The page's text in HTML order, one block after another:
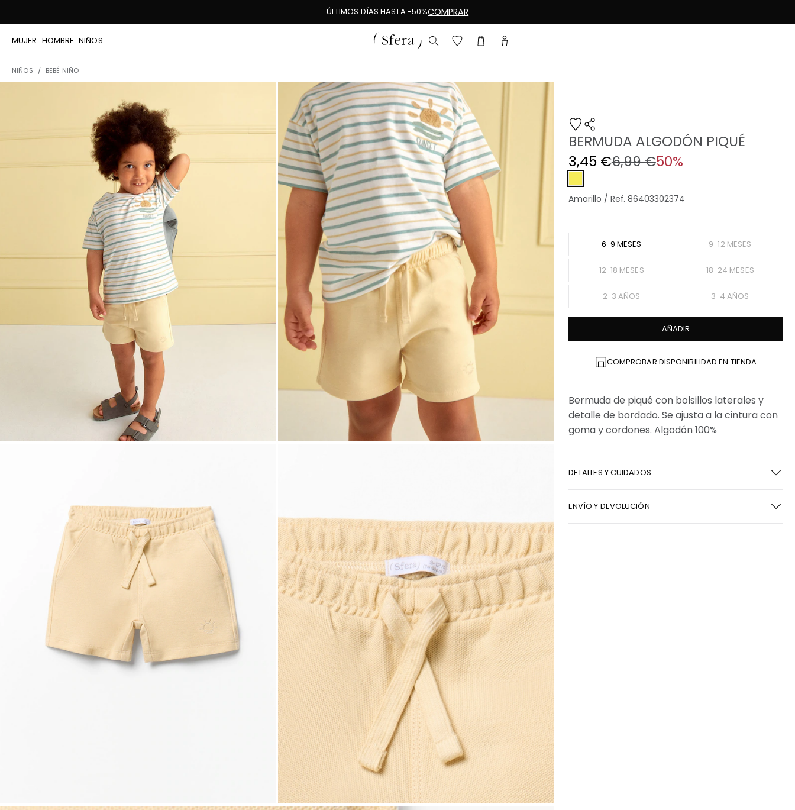
ÚLTIMOS DÍAS HASTA -50%COMPRAR
MUJER HOMBRE NIÑOS
NIÑOS BEBÉ NIÑO
BERMUDA ALGODÓN PIQUÉ
3,45 €6,99 €50%
Amarillo / Ref. 86403302374
6-9 MESES 9-12 MESES
12-18 MESES 18-24 MESES
2-3 AÑOS 3-4 AÑOS
AÑADIR
COMPROBAR DISPONIBILIDAD EN TIENDA
Bermuda de piqué con bolsillos laterales y
detalle de bordado. Se ajusta a la cintura con
goma y cordones. Algodón 100%
DETALLES Y CUIDADOS
ENVÍO Y DEVOLUCIÓN